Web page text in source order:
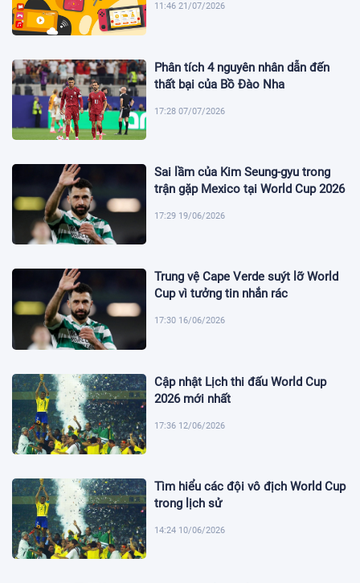
11:46 21/07/2026
Phân tích 4 nguyên nhân dẫn đến
thất bại của Bồ Đào Nha
17:28 07/07/2026
Sai lầm của Kim Seung-gyu trong
trận gặp Mexico tại World Cup 2026
17:29 19/06/2026
Trung vệ Cape Verde suýt lỡ World
Cup vì tưởng tin nhắn rác
17:30 16/06/2026
Cập nhật Lịch thi đấu World Cup
2026 mới nhất
17:36 12/06/2026
Tìm hiểu các đội vô địch World Cup
trong lịch sử
14:24 10/06/2026